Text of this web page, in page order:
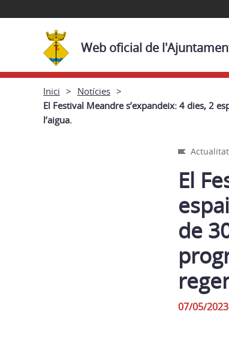
Web oficial de
Inici
Notícies
El Festival Meandre s’expandeix: 4 dies, 2
l’aigua.
Actualitat
El
de
07/05/2023